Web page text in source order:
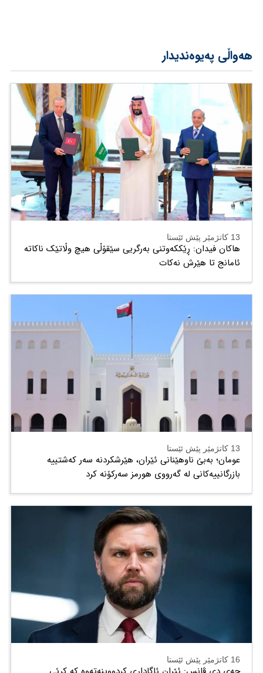
هەواڵی پەیوەندیدار
13 کاتژمێر پێش ئێستا
هاکان فیدان: ڕێککەوتنی بەرگریی سێقۆڵی هیچ وڵاتێک ناکاتە
ئامانج تا هێرش نەکات
13 کاتژمێر پێش ئێستا
عومان؛ بەبێ ناوهێنانی ئێران، هێرشکردنە سەر کەشتییە
بازرگانییەکانی لە گەرووی هورمز سەرکۆنە کرد
16 کاتژمێر پێش ئێستا